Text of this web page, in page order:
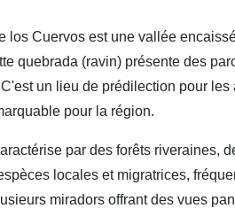
los Cuervos est une vallée
quebrada (ravin) présente des
un lieu de prédilection pour
pour la région.
par des forêts riveraines,
locales et migratrices,
miradors offrant des vues